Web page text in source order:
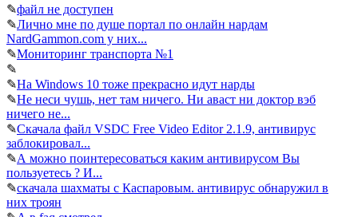
✎файл не доступен
✎Лично мне по душе портал по онлайн нардам
NardGammon.com у них...
✎Мониторинг транспорта №1
✎
✎На Windows 10 тоже прекрасно идут нарды
✎Не неси чушь, нет там ничего. Ни аваст ни доктор вэб
ничего не...
✎Скачала файл VSDC Free Video Editor 2.1.9, антивирус
заблокировал...
✎А можно поинтересоваться каким антивирусом Вы
пользуетесь ? И...
✎скачала шахматы с Каспаровым. антивирус обнаружил в
них троян